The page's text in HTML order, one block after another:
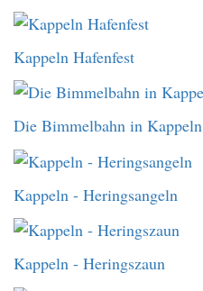
Kappeln Hafenfest
Die Bimmelbahn in Kappeln
Kappeln - Heringsangeln
Kappeln - Heringszaun